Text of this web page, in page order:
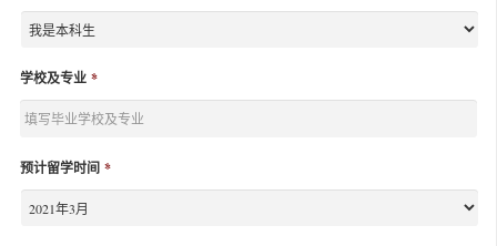
学校及专业 *
预计留学时间 *